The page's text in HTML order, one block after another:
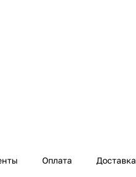
Оплата Доставка